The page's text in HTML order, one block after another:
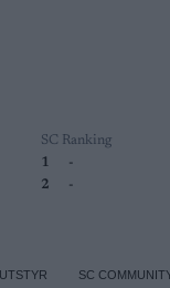
SC Ranking
1
-
2
-
UTSTYR SC